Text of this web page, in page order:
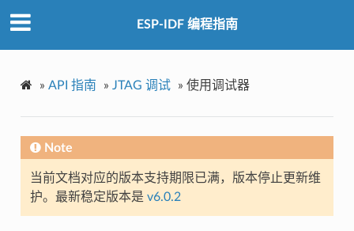
ESP-IDF 编程指南
» API 指南 » JTAG 调试 » 使用调试器
Note
当前文档对应的版本支持期限已满，版本停止更新维
护。最新稳定版本是 v6.0.2